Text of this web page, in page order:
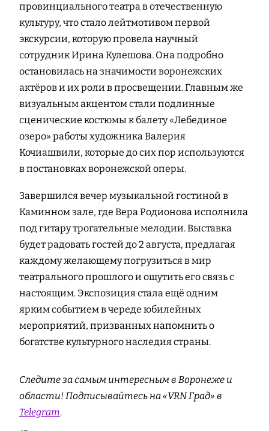
провинциального театра в отечественную
культуру, что стало лейтмотивом первой
экскурсии, которую провела научный
сотрудник Ирина Кулешова. Она подробно
остановилась на значимости воронежских
актёров и их роли в просвещении. Главным же
визуальным акцентом стали подлинные
сценические костюмы к балету «Лебединое
озеро» работы художника Валерия
Кочиашвили, которые до сих пор используются
в постановках воронежской оперы.
Завершился вечер музыкальной гостиной в
Каминном зале, где Вера Родионова исполнила
под гитару трогательные мелодии. Выставка
будет радовать гостей до 2 августа, предлагая
каждому желающему погрузиться в мир
театрального прошлого и ощутить его связь с
настоящим. Экспозиция стала ещё одним
ярким событием в череде юбилейных
мероприятий, призванных напомнить о
богатстве культурного наследия страны.
Следите за самым интересным в Воронеже и
области! Подписывайтесь на «VRN Град» в
Telegram.